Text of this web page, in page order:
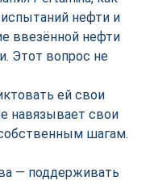
нефти и
ввезённой нефти
Этот вопрос не
ей свои
навязывает свои
шагам.
— поддерживать